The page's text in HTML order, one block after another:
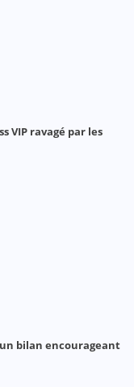
VIP ravagé par les
un bilan encourageant